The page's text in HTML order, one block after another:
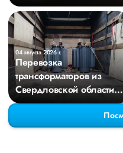
04 августа 2026 г.
Перевозка
трансформаторов из
Свердловской области в
Киров